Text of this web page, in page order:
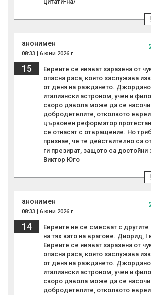
анонимен
08:33 | 6 юни 2026 г.
15
Евреите се явяват заразена от
опасна раса, която заслужава
от деня на раждането.
италиански астроном, учен и
скоро дявола може да се насочи
добродетелите, отколкото
църковен реформатор
се отнасят с отвращение. Но
признае, че те действително са
ги презират, защото са достойни
Виктор Юго
анонимен
08:33 | 6 юни 2026 г.
14
Евреите не се смесват с
на тях като на врагове. Диорид, I
Евреите се явяват заразена от
опасна раса, която заслужава
от деня на раждането.
италиански астроном, учен и
скоро дявола може да се насочи
добродетелите, отколкото